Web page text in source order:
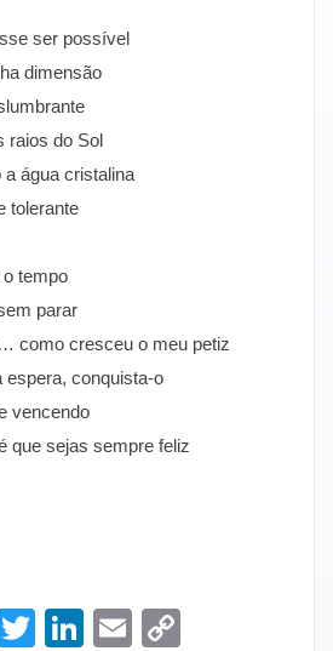
ser possível
dimensão
raios do Sol
água cristalina
tolerante
tempo
parar
como cresceu o meu petiz
espera, conquista-o
vencendo
que sejas sempre feliz
WhatsApp
TwitterLinkedIn
Email